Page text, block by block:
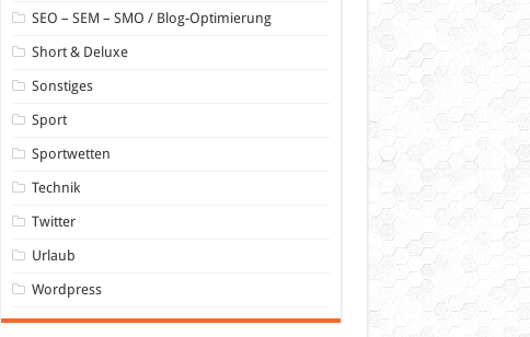
SEO – SEM – SMO / Blog-Optimierung
Short & Deluxe
Sonstiges
Sport
Sportwetten
Technik
Twitter
Urlaub
Wordpress